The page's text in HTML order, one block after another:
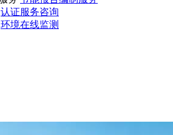
认证服务咨询
环境在线监测